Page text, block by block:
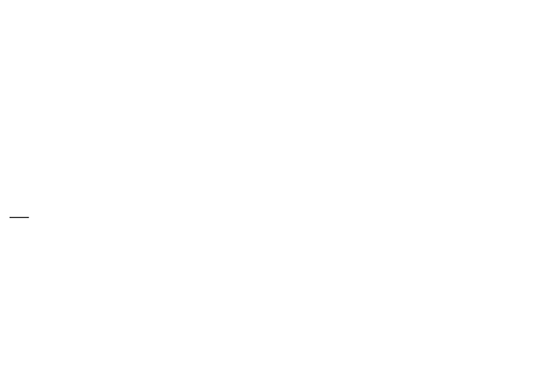
—